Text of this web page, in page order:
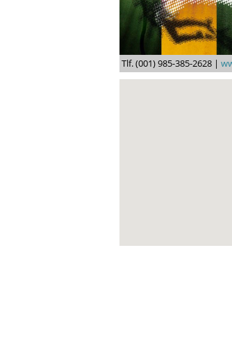
Tlf. (001) 985-385-2628 |